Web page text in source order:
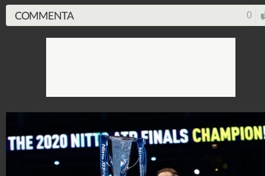
COMMENTA 0